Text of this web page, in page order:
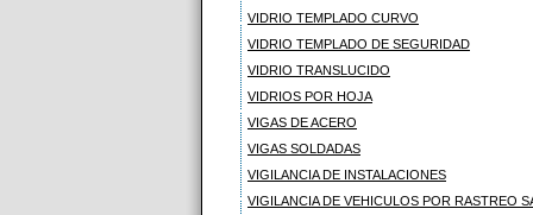
VIDRIO TEMPLADO CURVO
VIDRIO TEMPLADO DE SEGURIDAD
VIDRIO TRANSLUCIDO
VIDRIOS POR HOJA
VIGAS DE ACERO
VIGAS SOLDADAS
VIGILANCIA DE INSTALACIONES
VIGILANCIA DE VEHICULOS POR RASTREO